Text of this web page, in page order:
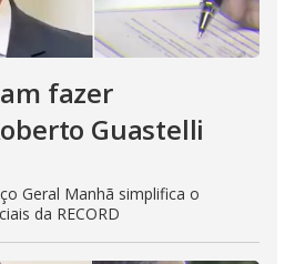
fazer
Guastelli
Geral Manhã simplifica o
da RECORD